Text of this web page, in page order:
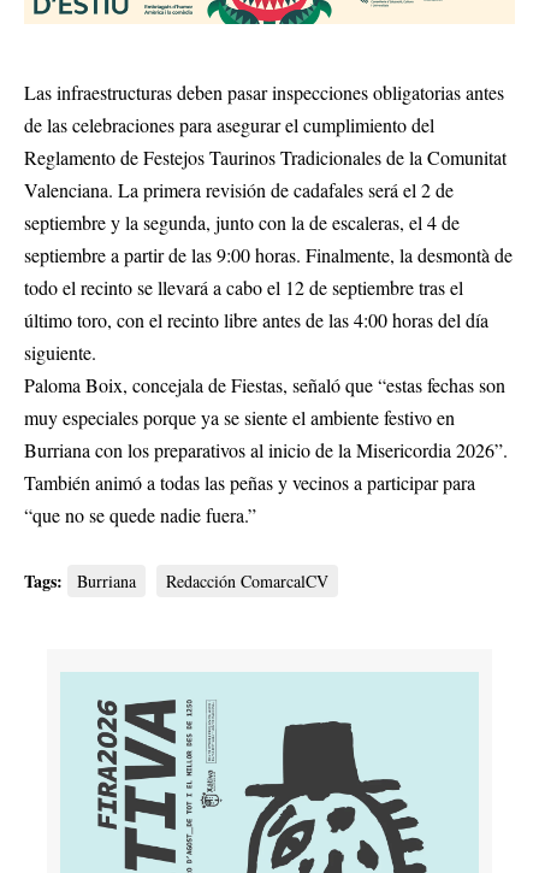
Las infraestructuras deben pasar inspecciones obligatorias antes
de las celebraciones para asegurar el cumplimiento del
Reglamento de Festejos Taurinos Tradicionales de la Comunitat
Valenciana. La primera revisión de cadafales será el 2 de
septiembre y la segunda, junto con la de escaleras, el 4 de
septiembre a partir de las 9:00 horas. Finalmente, la desmontà de
todo el recinto se llevará a cabo el 12 de septiembre tras el
último toro, con el recinto libre antes de las 4:00 horas del día
siguiente.
Paloma Boix, concejala de Fiestas, señaló que “estas fechas son
muy especiales porque ya se siente el ambiente festivo en
Burriana con los preparativos al inicio de la Misericordia 2026”.
También animó a todas las peñas y vecinos a participar para
“que no se quede nadie fuera.”
Tags: Burriana Redacción ComarcalCV